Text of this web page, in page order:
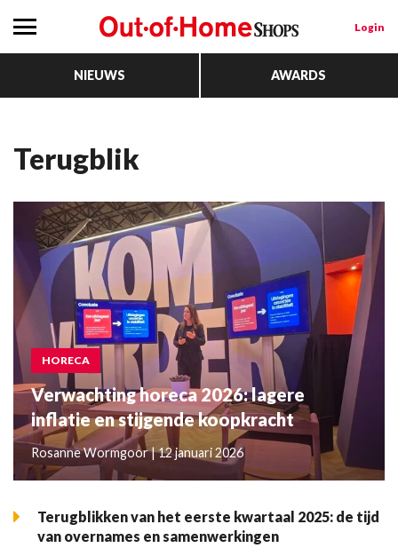
Login
NIEUWS AWARDS
terugblik
HORECA
Verwachting horeca 2026: lagere
inflatie en stijgende koopkracht
Rosanne Wormgoor | 12 januari 2026
Terugblikken van het eerste kwartaal 2025: de tijd
van overnames en samenwerkingen